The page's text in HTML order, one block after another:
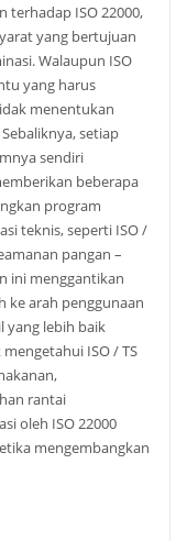
terhadap ISO 22000,
yang bertujuan
Walaupun ISO
yang harus
menentukan
setiap
sendiri
beberapa
program
teknis, seperti ISO /
pangan –
ini menggantikan
ke arah penggunaan
yang lebih baik
ISO / TS
rantai
oleh ISO 22000
mengembangkan